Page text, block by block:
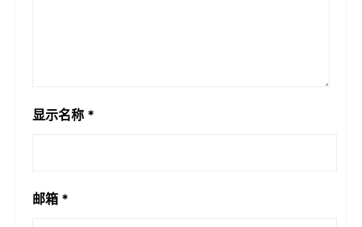
显示名称 *
邮箱 *